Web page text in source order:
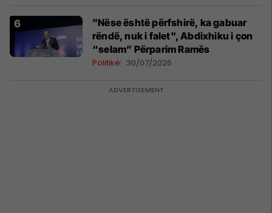
"Nëse është përfshirë, ka gabuar
rëndë, nuk i falet", Abdixhiku i çon
“selam” Përparim Ramës
Politikë 30/07/2026